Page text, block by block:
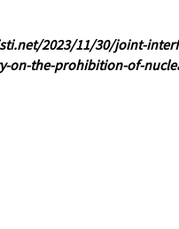
2023/11/30/joint-
on-the-prohibition-of-